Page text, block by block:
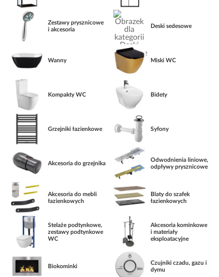
Zestawy prysznicowe
i akcesoria
Deski sedesowe
Wanny Miski WC
Kompakty WC Bidety
Grzejniki łazienkowe Syfony
Akcesoria do grzejnika
Odwodnienia liniowe,
odpływy prysznicowe
Akcesoria do mebli
łazienkowych
Blaty do szafek
łazienkowych
Stelaże podtynkowe,
zestawy podtynkowe
WC
Akcesoria kominkowe
i materiały
eksploatacyjne
Biokominki
Czujniki czadu, gazu i
dymu